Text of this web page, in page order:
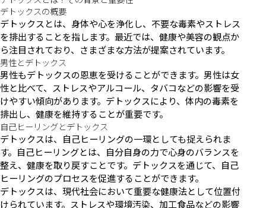
デトックスの概要
デトックスとは、身体や心を浄化し、不要な毒素やストレス
を排出することを指します。最近では、健康や美容の観点か
ら注目されており、さまざまな方法が提案されています。
男性とデトックス
男性もデトックスの恩恵を受けることができます。男性は女
性と比べて、ストレスやアルコール、タバコなどの影響を受
けやすい傾向があります。デトックスにより、体内の毒素を
排出し、健康を維持することが重要です。
自己ヒーリングとデトックス
デトックスは、自己ヒーリングの一環としても捉えられま
す。自己ヒーリングとは、自分自身の力で心身のバランスを
整え、健康を取り戻すことです。デトックスを通じて、自己
ヒーリングのプロセスを促進することができます。
デトックスは、現代社会において重要な健康法として位置付
けられています。ストレスや環境汚染、加工食品などの影響